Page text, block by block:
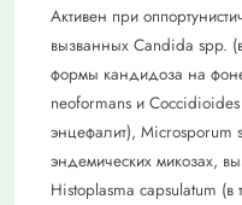
Активен при
вызванных Candida spp.
формы кандидоза на
neoformans и
энцефалит), Microsporum
эндемических микозах,
Histoplasma capsulatum